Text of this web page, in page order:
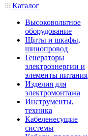
Каталог
Высоковольтное
оборудование
Щиты и шкафы,
шинопровод
Генераторы
электроэнергии и
элементы питания
Изделия для
электромонтажа
Инструменты,
техника
Кабеленесущие
системы